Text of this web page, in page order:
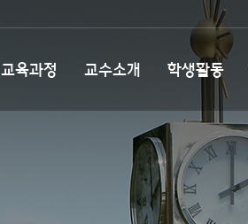
교육과정 교수소개 학생활동